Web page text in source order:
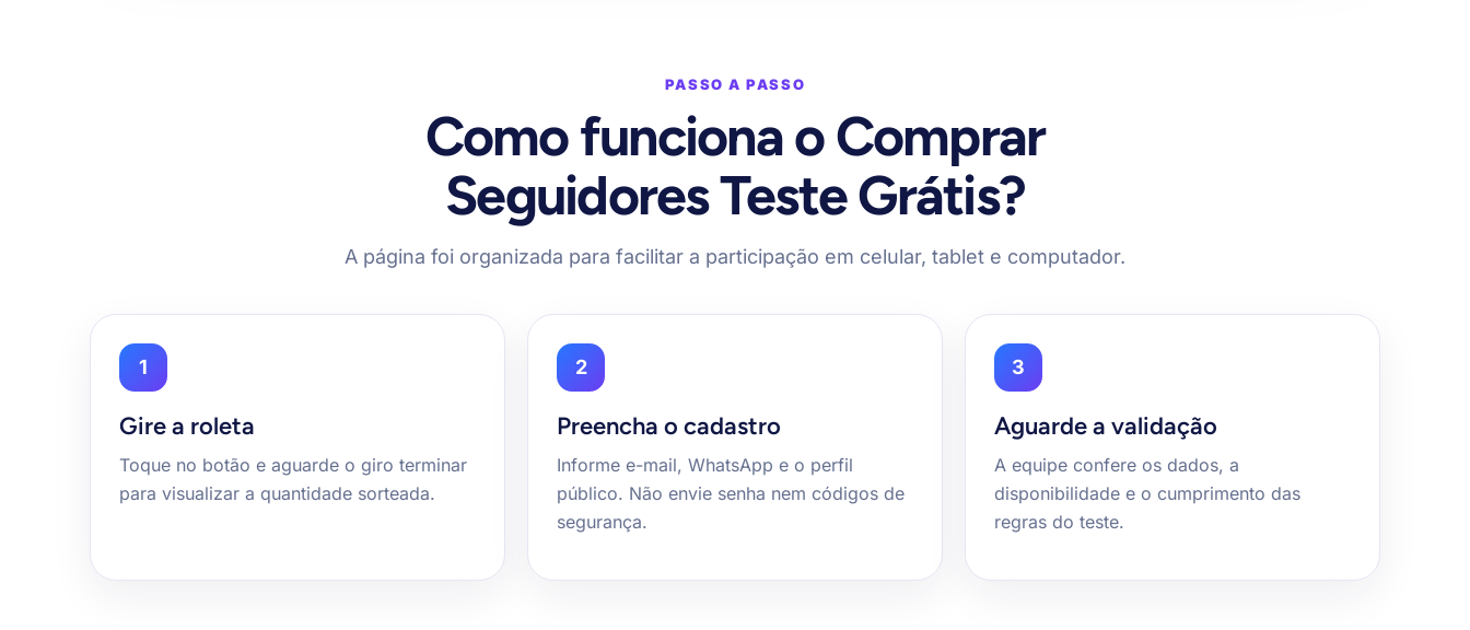
PASSO A PASSO
Como funciona o Comprar
Seguidores Teste Grátis?
A página foi organizada para facilitar a participação em celular, tablet e computador.
1
Gire a roleta
Toque no botão e aguarde o giro terminar
para visualizar a quantidade sorteada.
2
Preencha o cadastro
Informe e-mail, WhatsApp e o perfil
público. Não envie senha nem códigos de
segurança.
3
Aguarde a validação
A equipe confere os dados, a
disponibilidade e o cumprimento das
regras do teste.